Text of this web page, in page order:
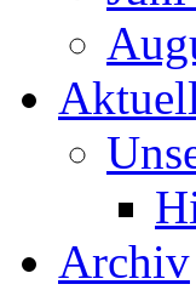
Archiv